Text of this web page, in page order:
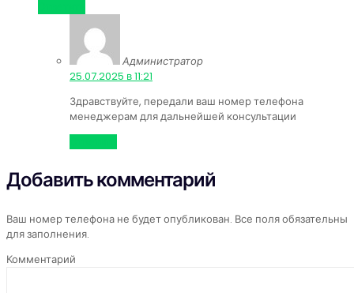
Администратор
25.07.2025 в 11:21
Здравствуйте, передали ваш номер телефона
менеджерам для дальнейшей консультации
Добавить комментарий
Ваш номер телефона не будет опубликован. Все поля обязательны
для заполнения.
Комментарий